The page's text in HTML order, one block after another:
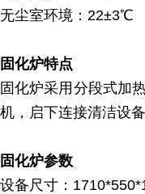
无尘室环境：22±3℃
固化炉特点
固化炉采用分段式加
机，启下连接清洁设
固化炉参数
设备尺寸：